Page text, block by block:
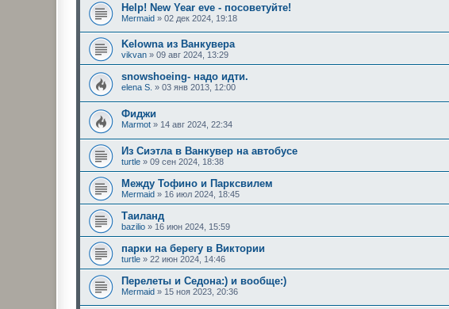
Help! New Year eve - посоветуйте!
Mermaid » 02 дек 2024, 19:18
Kelowna из Ванкувера
vikvan » 09 авг 2024, 13:29
snowshoeing- надо идти.
elena S. » 03 янв 2013, 12:00
Фиджи
Marmot » 14 авг 2024, 22:34
Из Сиэтла в Ванкувер на автобусе
turtle » 09 сен 2024, 18:38
Между Тофино и Парксвилем
Mermaid » 16 июл 2024, 18:45
Таиланд
bazilio » 16 июн 2024, 15:59
парки на берегу в Виктории
turtle » 22 июн 2024, 14:46
Перелеты и Седона:) и вообще:)
Mermaid » 15 ноя 2023, 20:36